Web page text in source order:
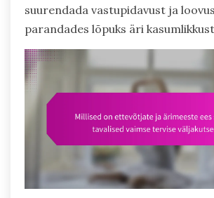
suurendada vastupidavust ja
parandades lõpuks äri